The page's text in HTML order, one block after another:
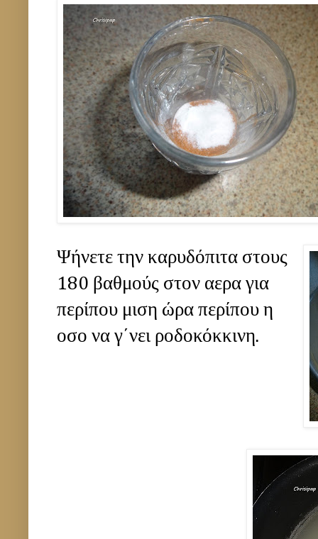
Ψήνετε την καρυδόπιτα στους
180 βαθμούς στον αερα για
περίπου μιση ώρα περίπου η
οσο να γ΄νει ροδοκόκκινη.